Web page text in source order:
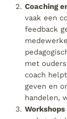
Coaching
vaak een
feedback
met
coach
geven en
handelen,